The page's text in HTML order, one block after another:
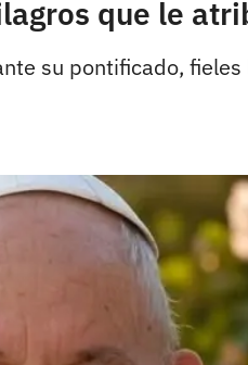
que le
su pontificado,